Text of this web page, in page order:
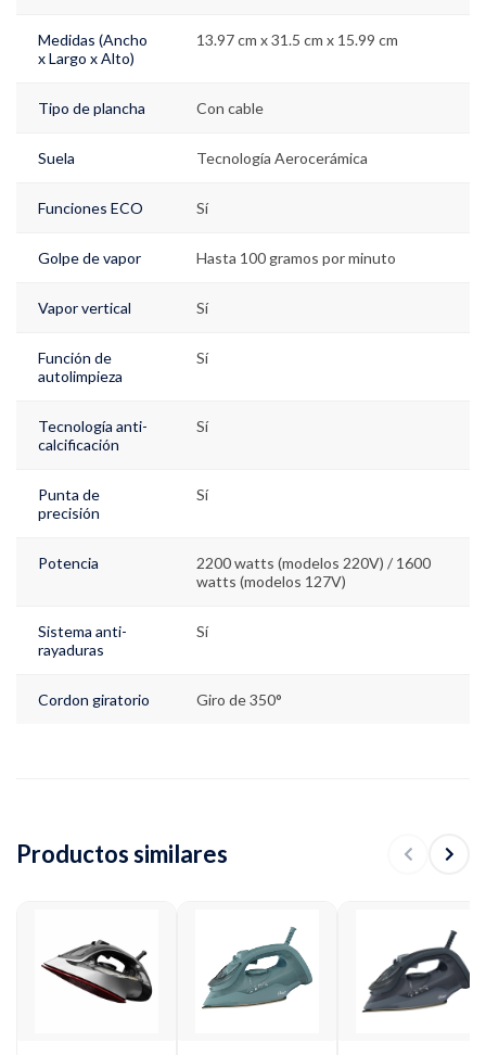
Medidas (Ancho
x Largo x Alto)
13.97 cm x 31.5 cm x 15.99 cm
Tipo de plancha Con cable
Suela Tecnología Aerocerámica
Funciones ECO Sí
Golpe de vapor Hasta 100 gramos por minuto
Vapor vertical Sí
Función de
autolimpieza
Sí
Tecnología anti-
calcificación
Sí
Punta de
precisión
Sí
Potencia
2200 watts (modelos 220V) / 1600
watts (modelos 127V)
Sistema anti-
rayaduras
Sí
Cordon giratorio Giro de 350°
Productos similares